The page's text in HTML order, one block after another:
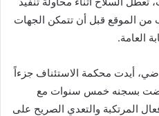
من الموقع قبل أن تتمكن الجهات
العامة.
أيدت محكمة الاستئناف جزءاً
بسجنه خمس سنوات مع
المرتكبة والتعدي الصريح على